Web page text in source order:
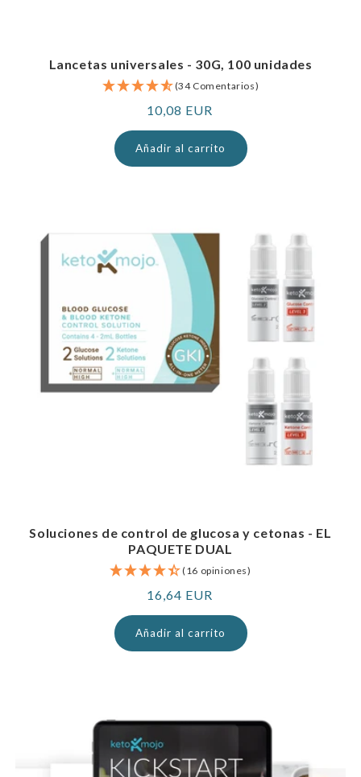
Lancetas universales - 30G, 100 unidades
(34 Comentarios)
Precio
normal
10,08 EUR
Añadir al carrito
Soluciones de control de glucosa y cetonas - EL
PAQUETE DUAL
(16 opiniones)
Precio
normal
16,64 EUR
Añadir al carrito